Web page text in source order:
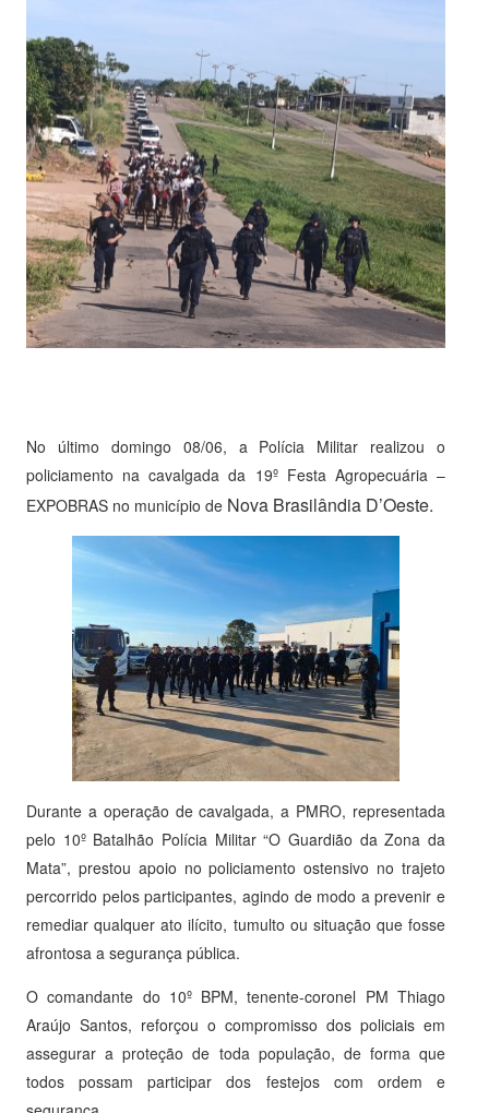
No último domingo 08/06, a Polícia Militar realizou o
policiamento na cavalgada da 19º Festa Agropecuária –
EXPOBRAS no município de Nova Brasilândia D’Oeste.
Durante a operação de cavalgada, a PMRO, representada
pelo 10º Batalhão Polícia Militar “O Guardião da Zona da
Mata”, prestou apoio no policiamento ostensivo no trajeto
percorrido pelos participantes, agindo de modo a prevenir e
remediar qualquer ato ilícito, tumulto ou situação que fosse
afrontosa a segurança pública.
O comandante do 10º BPM, tenente-coronel PM Thiago
Araújo Santos, reforçou o compromisso dos policiais em
assegurar a proteção de toda população, de forma que
todos possam participar dos festejos com ordem e